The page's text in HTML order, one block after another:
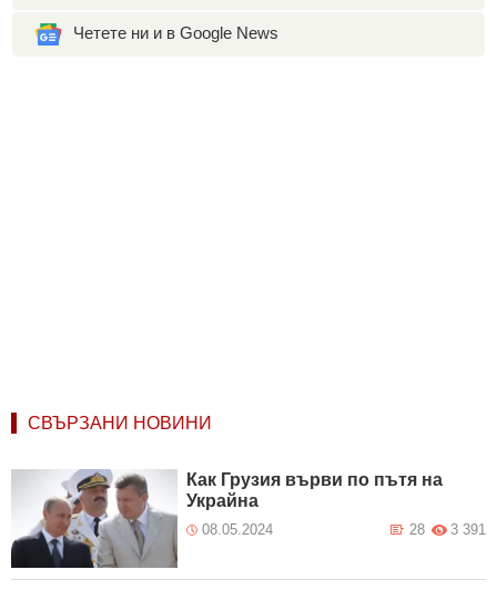
Четете ни и в Google News
СВЪРЗАНИ НОВИНИ
Как Грузия върви по пътя на
Украйна
08.05.2024 3 391
28